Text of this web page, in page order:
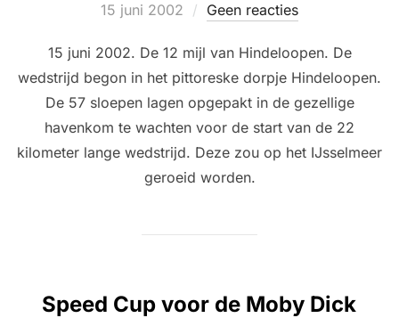
15 juni 2002 Geen reacties
15 juni 2002. De 12 mijl van Hindeloopen. De
wedstrijd begon in het pittoreske dorpje Hindeloopen.
De 57 sloepen lagen opgepakt in de gezellige
havenkom te wachten voor de start van de 22
kilometer lange wedstrijd. Deze zou op het IJsselmeer
geroeid worden.
Speed Cup voor de Moby Dick